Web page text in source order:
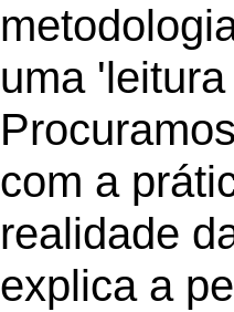
uma
com a
realidade
explica a